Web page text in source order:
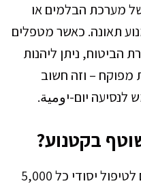
מערכת הבלמים או
תאונה. כאשר מטפלים
הביטוח, ניתן ליהנות
מפוקח – וזה חשוב
יום-יومية.
בקטנוע?
בישראל, רוב הקטנועים נדרשים לטיפול יסודי כל 5,000